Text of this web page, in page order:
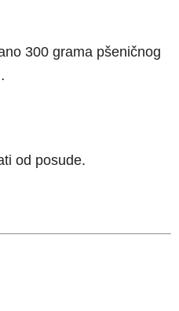
300 grama pšeničnog
od posude.